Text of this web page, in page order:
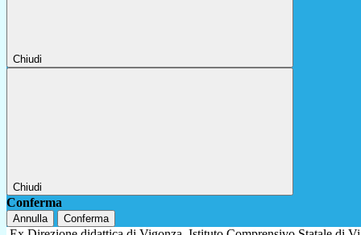
Chiudi
Chiudi
Conferma
Annulla Conferma